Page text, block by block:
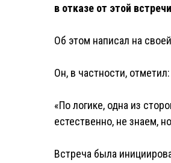
в отказе от этой
Об этом написал на
Он, в частности, отметил:
«По логике, одна из
естественно, не знаем,
Встреча была